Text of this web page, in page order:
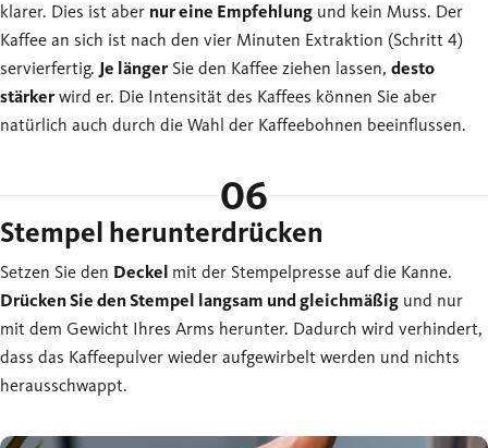
klarer. Dies ist aber nur eine Empfehlung und kein Muss. Der
Kaffee an sich ist nach den vier Minuten Extraktion (Schritt 4)
servierfertig. Je längerSie den Kaffee ziehen lassen, desto
stärkerwird er. Die Intensität des Kaffees können Sie aber
natürlich auch durch die Wahl der Kaffeebohnen beeinflussen.
06
Stempel herunterdrücken
Setzen Sie den Deckel mit der Stempelpresse auf die Kanne.
Drücken Sie den Stempel langsam und gleichmäßig und nur
mit dem Gewicht Ihres Arms herunter. Dadurch wird verhindert,
dass das Kaffeepulver wieder aufgewirbelt werden und nichts
herausschwappt.